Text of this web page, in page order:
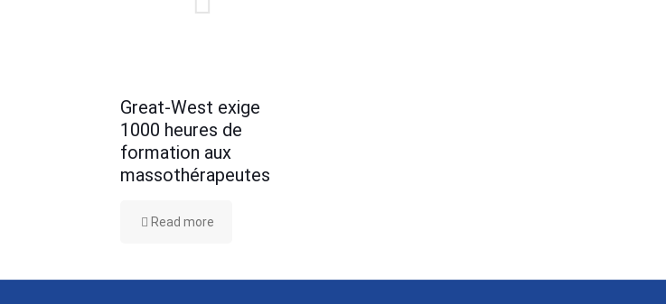
Great-West exige
1000 heures de
formation aux
massothérapeutes
Read more